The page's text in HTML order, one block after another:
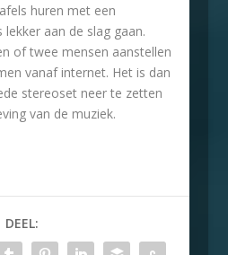
huren met een
aan de slag gaan.
of twee mensen aanstellen
vanaf internet. Het is dan
stereoset neer te zetten
van de muziek.
DEEL: